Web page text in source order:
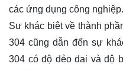
các ứng dụng công nghiệp.
Sự khác biệt về thành
304 cũng dẫn đến sự
304 có độ dẻo dai và độ